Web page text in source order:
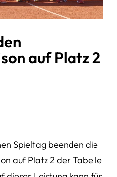
auf Platz 2
Spieltag beenden die
auf Platz 2 der Tabelle